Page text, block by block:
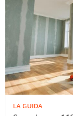
LA GUIDA